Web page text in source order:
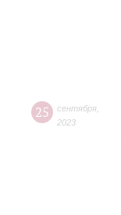
25 сентября
2023